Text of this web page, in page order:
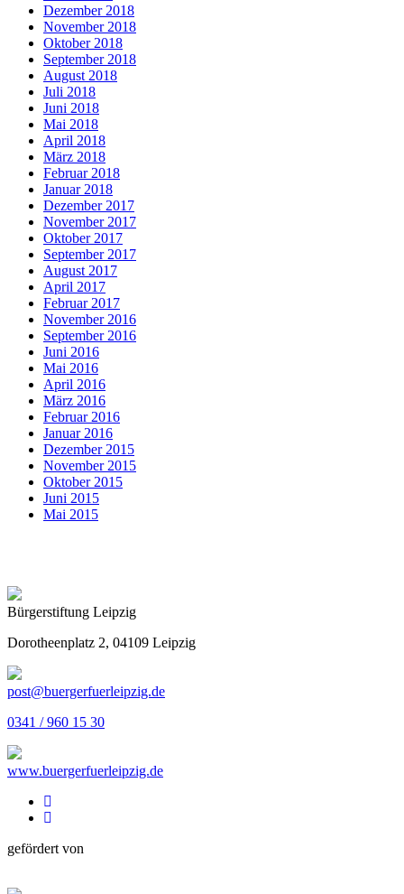
Dezember 2018
November 2018
Oktober 2018
September 2018
August 2018
Juli 2018
Juni 2018
Mai 2018
April 2018
März 2018
Februar 2018
Januar 2018
Dezember 2017
November 2017
Oktober 2017
September 2017
August 2017
April 2017
Februar 2017
November 2016
September 2016
Juni 2016
Mai 2016
April 2016
März 2016
Februar 2016
Januar 2016
Dezember 2015
November 2015
Oktober 2015
Juni 2015
Mai 2015
Bürgerstiftung Leipzig
Dorotheenplatz 2, 04109 Leipzig
post@buergerfuerleipzig.de
0341 / 960 15 30
www.buergerfuerleipzig.de
gefördert von